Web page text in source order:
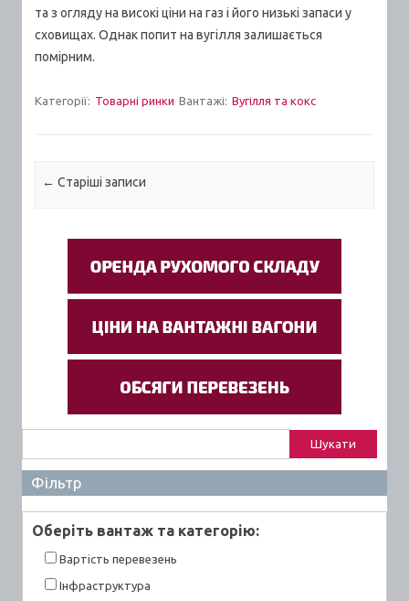
та з огляду на високі ціни на газ і його низькі запаси у
сховищах. Однак попит на вугілля залишається
помірним.
Категорії: Товарні ринки Вантажі: Вугілля та кокс
Post navigation
← Старiшi записи
Фільтр
Оберiть вантаж та категорiю:
Вартiсть перевезень
Інфраструктура